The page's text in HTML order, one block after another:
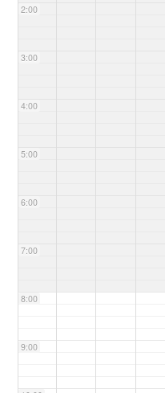
2:00
3:00
4:00
5:00
6:00
7:00
8:00
9:00